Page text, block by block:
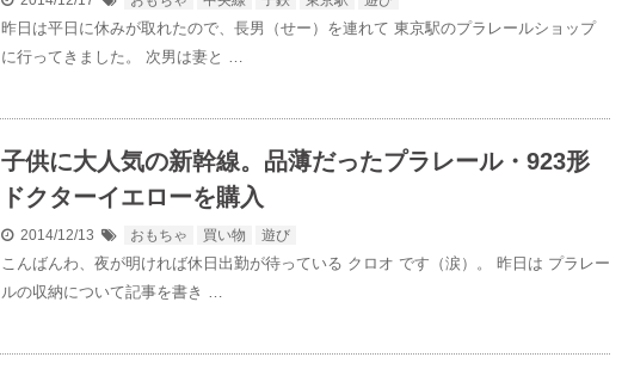
昨日は平日に休みが取れたので、長男（せー）を連れて 東京駅のプラレールショップ
に行ってきました。 次男は妻と …
子供に大人気の新幹線。品薄だったプラレール・923形
ドクターイエローを購入
2014/12/13 おもちゃ 買い物 遊び
こんばんわ、夜が明ければ休日出勤が待っている クロオ です（涙）。 昨日は プラレー
ルの収納について記事を書き …